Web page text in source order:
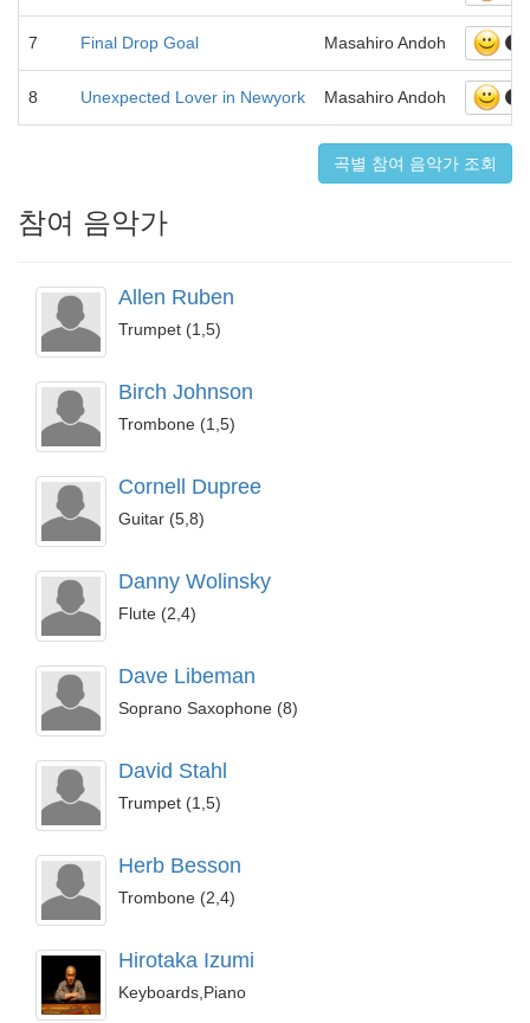
7 Final Drop Goal Masahiro Andoh
8 Unexpected Lover in Newyork Masahiro Andoh
곡별 참여 음악가 조회
참여 음악가
Allen Ruben
Trumpet (1,5)
Birch Johnson
Trombone (1,5)
Cornell Dupree
Guitar (5,8)
Danny Wolinsky
Flute (2,4)
Dave Libeman
Soprano Saxophone (8)
David Stahl
Trumpet (1,5)
Herb Besson
Trombone (2,4)
Hirotaka Izumi
Keyboards,Piano